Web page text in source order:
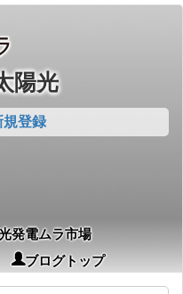
陽光
規登録
発電ムラ市場
ブログトップ